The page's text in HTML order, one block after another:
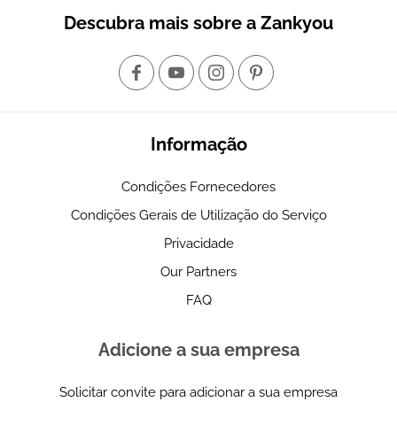
Descubra mais sobre a Zankyou
Informação
Condições Fornecedores
Condições Gerais de Utilização do Serviço
Privacidade
Our Partners
FAQ
Adicione a sua empresa
Solicitar convite para adicionar a sua empresa